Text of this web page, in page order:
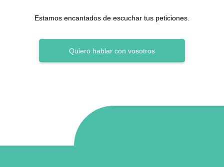
Estamos encantados de escuchar tus peticiones.
Quiero hablar con vosotros